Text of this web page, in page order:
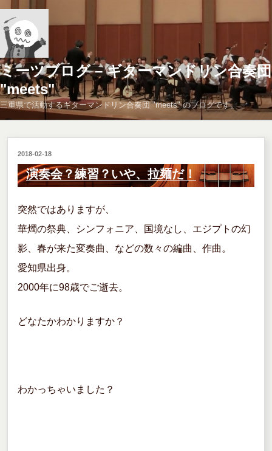
ン
テ
ン
ツ
へ
ス
キ
ッ
プ
ミーツブログ – ギターマンドリン合奏団
"meets"
三重県で活動するギターマンドリン合奏団 "meets" のブログです。
投
稿
日:
2018-02-18
演奏会？練習？いや、拉麺だ！
突然ではありますが、
華燭の祭典、シンフォニア、国境なし、エジプトの幻
影、春が来た変奏曲、などの数々の編曲、作曲。
愛知県出身。
2000年に98歳でご逝去。
どなたかわかりますか？
わかっちゃいました？